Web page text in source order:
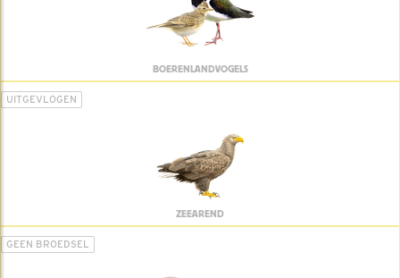
BOERENLANDVOGELS
UITGEVLOGEN
ZEEAREND
GEEN BROEDSEL